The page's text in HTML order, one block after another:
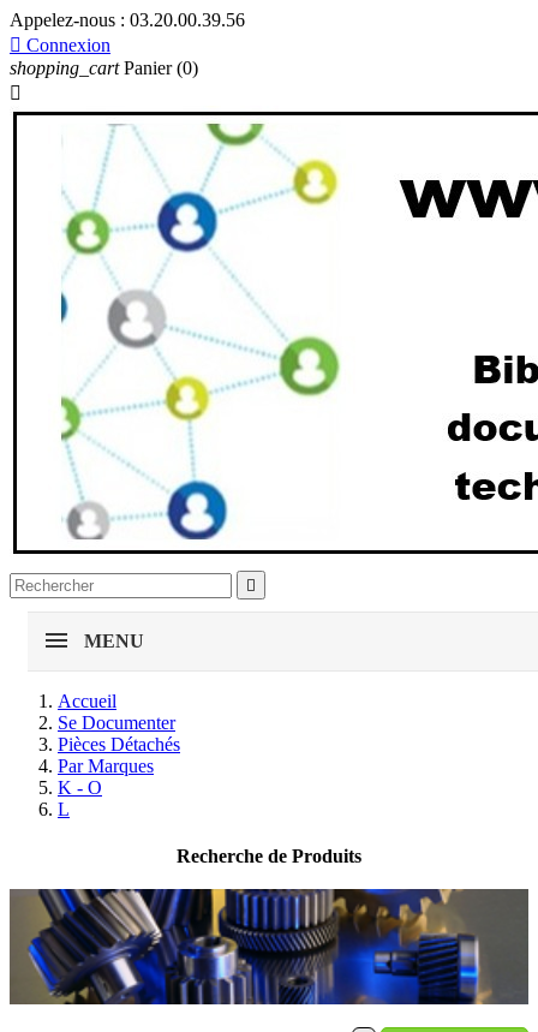
Appelez-nous : 03.20.00.39.56
 Connexion
shopping_cart Panier (0)


MENU
Accueil
Se Documenter
Pièces Détachés
Par Marques
K - O
L
Recherche de Produits